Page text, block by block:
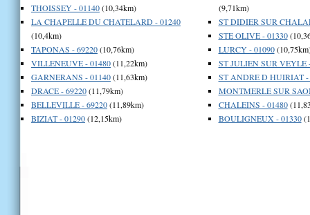
THOISSEY - 01140(10,34km)
LA CHAPELLE DU CHATELARD - 01240
(10,4km)
TAPONAS - 69220(10,76km)
VILLENEUVE - 01480(11,22km)
GARNERANS - 01140(11,63km)
DRACE - 69220(11,79km)
BELLEVILLE - 69220(11,89km)
BIZIAT - 01290(12,15km)
(9,71km)
ST DIDIER SUR
STE OLIVE - 01330
LURCY - 01090
ST JULIEN SUR VEYLE
ST ANDRE D HUIRIAT -
MONTMERLE SUR
CHALEINS - 01480
BOULIGNEUX - 01330